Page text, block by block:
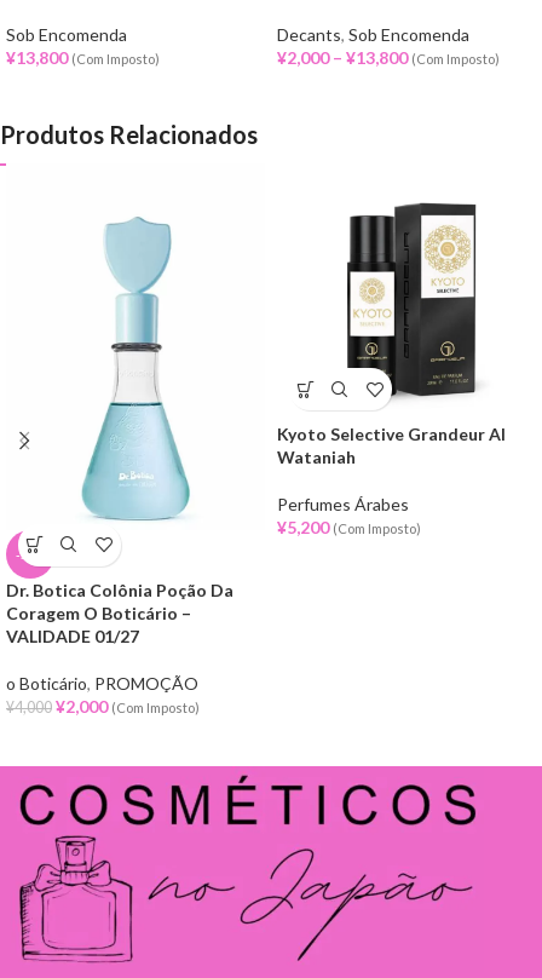
Sob Encomenda
¥13,800 (Com Imposto)
Decants, Sob Encomenda
¥2,000 – ¥13,800 (Com Imposto)
Produtos Relacionados
-50%
Dr. Botica Colônia Poção Da
Coragem O Boticário –
VALIDADE 01/27
o Boticário, PROMOÇÃO
¥4,000 ¥2,000 (Com Imposto)
Kyoto Selective Grandeur Al
Wataniah
Perfumes Árabes
¥5,200 (Com Imposto)